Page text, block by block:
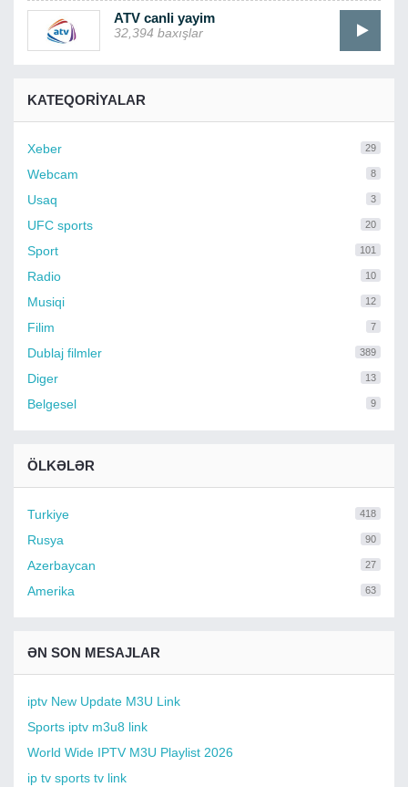
ATV canli yayim
32,394 baxışlar
KATEQORIYALAR
Xeber 29
Webcam 8
Usaq 3
UFC sports 20
Sport 101
Radio 10
Musiqi 12
Filim 7
Dublaj filmler 389
Diger 13
Belgesel 9
ÖLKƏLƏR
Turkiye 418
Rusya 90
Azerbaycan 27
Amerika 63
ƏN SON MESAJLAR
iptv New Update M3U Link
Sports iptv m3u8 link
World Wide IPTV M3U Playlist 2026
ip tv sports tv link